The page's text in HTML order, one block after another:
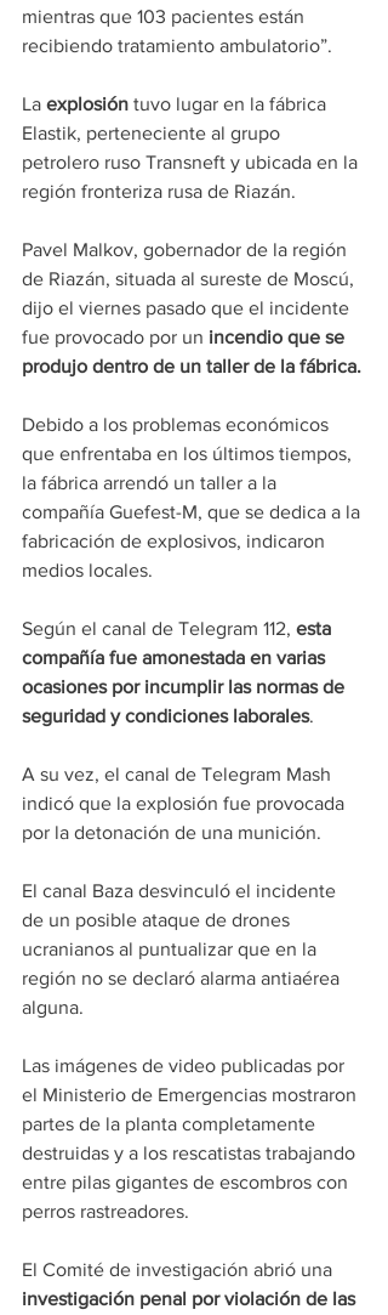
mientras que 103 pacientes están
recibiendo tratamiento ambulatorio”.
La explosión tuvo lugar en la fábrica
Elastik, perteneciente al grupo
petrolero ruso Transneft y ubicada en la
región fronteriza rusa de Riazán.
Pavel Malkov, gobernador de la región
de Riazán, situada al sureste de Moscú,
dijo el viernes pasado que el incidente
fue provocado por un incendio que se
produjo dentro de un taller de la fábrica.
Debido a los problemas económicos
que enfrentaba en los últimos tiempos,
la fábrica arrendó un taller a la
compañía Guefest-M, que se dedica a la
fabricación de explosivos, indicaron
medios locales.
Según el canal de Telegram 112, esta
compañía fue amonestada en varias
ocasiones por incumplir las normas de
seguridad y condiciones laborales.
A su vez, el canal de Telegram Mash
indicó que la explosión fue provocada
por la detonación de una munición.
El canal Baza desvinculó el incidente
de un posible ataque de drones
ucranianos al puntualizar que en la
región no se declaró alarma antiaérea
alguna.
Las imágenes de video publicadas por
el Ministerio de Emergencias mostraron
partes de la planta completamente
destruidas y a los rescatistas trabajando
entre pilas gigantes de escombros con
perros rastreadores.
El Comité de investigación abrió una
investigación penal por violación de las